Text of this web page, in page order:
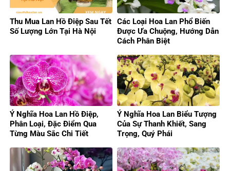
Thu Mua Lan Hồ Điệp Sau Tết
Số Lượng Lớn Tại Hà Nội
Các Loại Hoa Lan Phổ Biến
Được Ưa Chuộng, Hướng Dẫn
Cách Phân Biệt
Ý Nghĩa Hoa Lan Hồ Điệp,
Phân Loại, Đặc Điểm Qua
Từng Màu Sắc Chi Tiết
Ý Nghĩa Hoa Lan Biểu Tượng
Của Sự Thanh Khiết, Sang
Trọng, Quý Phái